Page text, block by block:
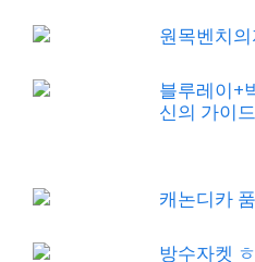
원목벤치
블루레이+
신의 가이드
캐논디카
방수자켓